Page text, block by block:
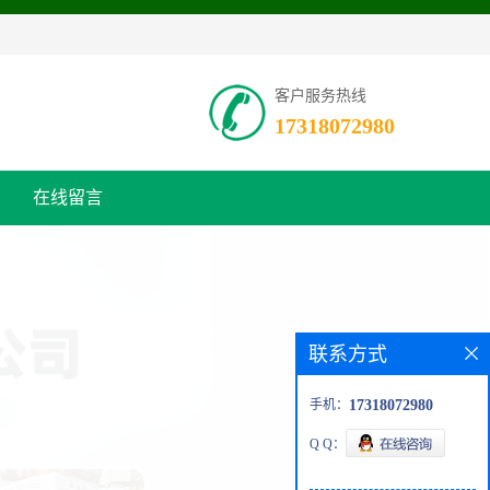
客户服务热线
17318072980
在线留言
联系方式
手机： 17318072980
Q Q：